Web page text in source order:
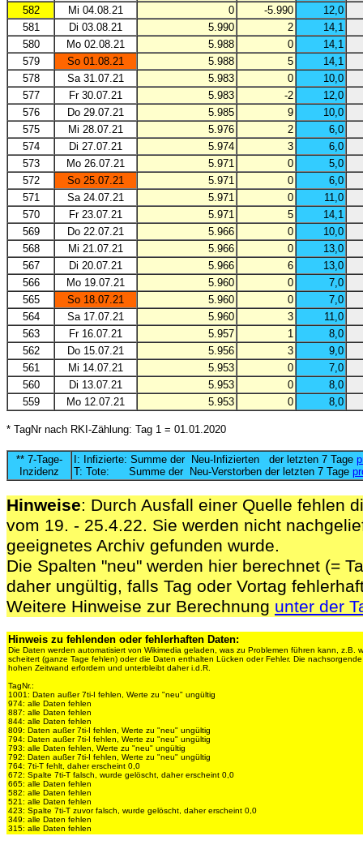
582
Mi 04.08.21 0 -5.990
12,0
581
Di 03.08.21 5.990 2
14,1
580
Mo 02.08.21 5.988 0
14,1
579
So 01.08.21 5.988 5
14,1
578
Sa 31.07.21 5.983 0
10,0
577
Fr 30.07.21 5.983 -2
12,0
576
Do 29.07.21 5.985 9
10,0
575
Mi 28.07.21 5.976 2
6,0
574
Di 27.07.21 5.974 3
6,0
573
Mo 26.07.21 5.971 0
5,0
572
So 25.07.21 5.971 0
6,0
571
Sa 24.07.21 5.971 0
11,0
570
Fr 23.07.21 5.971 5
14,1
569
Do 22.07.21 5.966 0
10,0
568
Mi 21.07.21 5.966 0
13,0
567
Di 20.07.21 5.966 6
13,0
566
Mo 19.07.21 5.960 0
7,0
565
So 18.07.21 5.960 0
7,0
564
Sa 17.07.21 5.960 3
11,0
563
Fr 16.07.21 5.957 1
8,0
562
Do 15.07.21 5.956 3
9,0
561
Mi 14.07.21 5.953 0
7,0
560
Di 13.07.21 5.953 0
8,0
559
Mo 12.07.21 5.953 0 8,0
* TagNr nach RKI-Zählung: Tag 1 = 01.01.2020
** 7-Tage-
Inzidenz
I: Infizierte: Summe der Neu-Infizierten der letzten 7 Tage
T: Tote: Summe der Neu-Verstorben der letzten 7 Tage
Hinweise: Durch Ausfall einer Quelle fehlen
vom 19. - 25.4.22. Sie werden nicht
geeignetes Archiv gefunden wurde.
Die Spalten "neu" werden hier berechnet (=
daher ungültig, falls Tag oder Vortag
Weitere Hinweise zur Berechnung unter der
Hinweis zu fehlenden oder fehlerhaften Daten:
Die Daten werden automatisiert von Wikimedia geladen, was zu Problemen führen kann, z.B.
scheitert (ganze Tage fehlen) oder die Daten enthalten Lücken oder Fehler. Die
hohen Zeitwand erfordern und unterbleibt daher i.d.R.
TagNr.:
1001: Daten außer 7ti-I fehlen, Werte zu "neu" ungültig
974: alle Daten fehlen
887: alle Daten fehlen
844: alle Daten fehlen
809: Daten außer 7ti-I fehlen, Werte zu "neu" ungültig
794: Daten außer 7ti-I fehlen, Werte zu "neu" ungültig
793: alle Daten fehlen, Werte zu "neu" ungültig
792: Daten außer 7ti-I fehlen, Werte zu "neu" ungültig
764: 7ti-T fehlt, daher erscheint 0,0
672: Spalte 7ti-T falsch, wurde gelöscht, daher erscheint 0,0
665: alle Daten fehlen
582: alle Daten fehlen
521: alle Daten fehlen
423: Spalte 7ti-T zuvor falsch, wurde gelöscht, daher erscheint 0,0
349: alle Daten fehlen
315: alle Daten fehlen